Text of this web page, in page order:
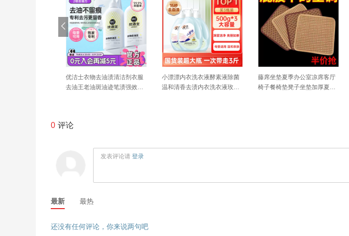
Exello厨房重油污清洁剂强力
去污瞬间瓦解全屋厨房清洁厨
夏季凉席上班坐垫竹学生凉席
坐垫夏天透气电脑椅沙发座垫
夏季凉席上班坐垫竹学生凉席
坐垫夏天透气电脑椅沙发座垫
0 评论
发表评论请 登录
最新 最热
还没有任何评论，你来说两句吧